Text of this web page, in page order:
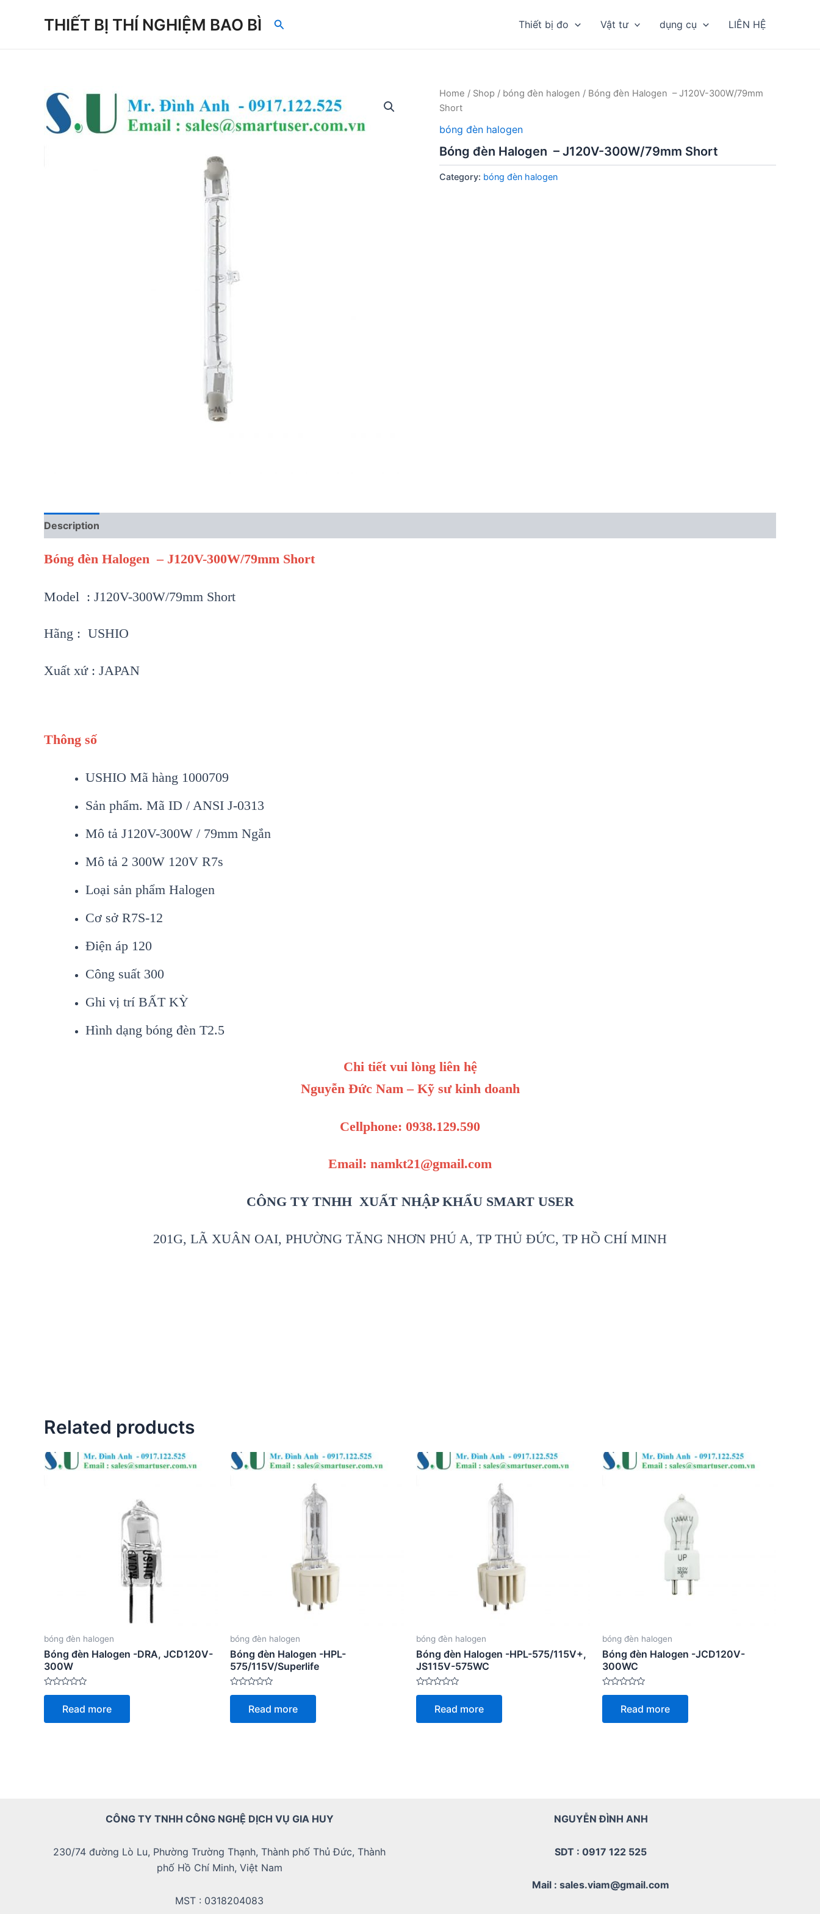
THIẾT BỊ THÍ NGHIỆM BAO BÌ Search Thiết bị đo Vật tư dụng cụ LIÊN HỆ
Home / Shop / bóng đèn halogen / Bóng đèn Halogen – J120V-300W/79mm
Short
bóng đèn halogen
Bóng đèn Halogen – J120V-300W/79mm Short
Category: bóng đèn halogen
Description
Bóng đèn Halogen – J120V-300W/79mm Short
Model : J120V-300W/79mm Short
Hãng : USHIO
Xuất xứ : JAPAN
Thông số
USHIO Mã hàng 1000709
Sản phẩm. Mã ID / ANSI J-0313
Mô tả J120V-300W / 79mm Ngắn
Mô tả 2 300W 120V R7s
Loại sản phẩm Halogen
Cơ sở R7S-12
Điện áp 120
Công suất 300
Ghi vị trí BẤT KỲ
Hình dạng bóng đèn T2.5
Chi tiết vui lòng liên hệ
Nguyễn Đức Nam – Kỹ sư kinh doanh
Cellphone: 0938.129.590
Email: namkt21@gmail.com
CÔNG TY TNHH XUẤT NHẬP KHẨU SMART USER
201G, LÃ XUÂN OAI, PHƯỜNG TĂNG NHƠN PHÚ A, TP THỦ ĐỨC, TP HỒ CHÍ MINH
Related products
bóng đèn halogen
Bóng đèn Halogen -DRA, JCD120V-
300W
Rated
5
Read more
bóng đèn halogen
Bóng đèn Halogen -HPL-
575/115V/Superlife
Rated
5
Read more
bóng đèn halogen
Bóng đèn Halogen -HPL-575/115V+,
JS115V-575WC
Rated
5
Read more
bóng đèn halogen
Bóng đèn Halogen -JCD120V-
300WC
Rated
5
Read more
CÔNG TY TNHH CÔNG NGHỆ DỊCH VỤ GIA HUY
230/74 đường Lò Lu, Phường Trường Thạnh, Thành phố Thủ Đức, Thành
phố Hồ Chí Minh, Việt Nam
MST : 0318204083
NGUYỄN ĐÌNH ANH
SDT : 0917 122 525
Mail : sales.viam@gmail.com